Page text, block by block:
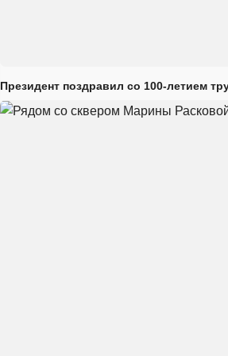
Президент поздравил со 100-летием